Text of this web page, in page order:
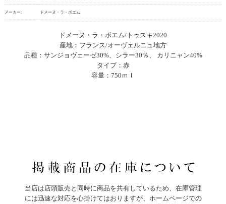
メーカー: ドメーヌ・ラ・ボエム
ドメーヌ・ラ・ボエム/トゥスキ2020
産地：フランス/オーヴェルニュ地方
品種：サンジョヴェーゼ30%、シラー30％、 カリニャン40%
タイプ：赤
容量：750ｍｌ
当店は店頭販売と同時に商品を共有しているため、在庫管理
には迅速な対応を心掛けてはおりますが、ホームページでの